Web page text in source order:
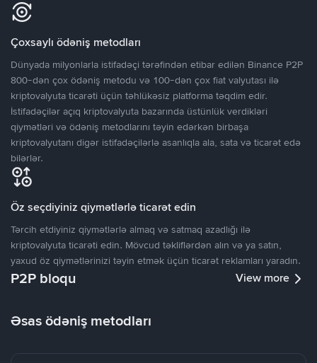
Çoxsaylı ödəniş metodları
Dünyada milyonlarla istifadəçi tərəfindən etibar edilən Binance P2P
800-dən çox ödəniş metodu və 100-dən çox fiat valyutası ilə
kriptovalyuta ticarəti üçün təhlükəsiz platforma təqdim edir.
İstifadəçilər açıq kriptovalyuta bazarında üstünlük verdikləri
qiymətləri və ödəniş metodlarını təyin edərkən birbaşa
kriptovalyutanı digər istifadəçilərlə asanlıqla ala, sata və ticarət edə
bilərlər.
Öz seçdiyiniz qiymətlərlə ticarət edin
Tərcih etdiyiniz qiymətlərlə almaq və satmaq azadlığı ilə
kriptovalyuta ticarəti edin. Mövcud təkliflərdən alın və ya satın,
yaxud öz qiymətlərinizi təyin etmək üçün ticarət reklamları yaradın.
P2P bloqu View more
Əsas ödəniş metodları